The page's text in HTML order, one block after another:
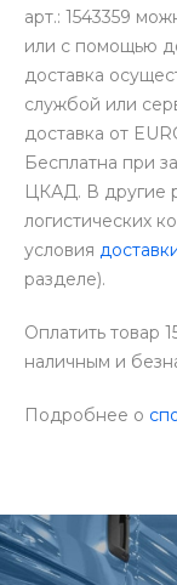
арт.: 1543359
или с помощью
доставка
службой или
доставка от
Бесплатна при
ЦКАД. В другие
логистических
условия
разделе).
Оплатить товар
наличным и
Подробнее о